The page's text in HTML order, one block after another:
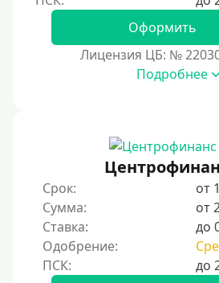
Оформить
Лицензия ЦБ: №
Подробнее
Срок:
от
Сумма:
от
Ставка:
до
Одобрение: